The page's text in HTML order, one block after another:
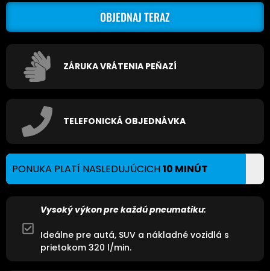
OBJEDNAJ TERAZ
ZÁRUKA VRÁTENIA PEŇAZÍ
TELEFONICKÁ OBJEDNÁVKA
PONUKA PLATÍ NASLEDUJÚCICH10 MINÚT
Vysoký výkon pre každú pneumatiku:
Ideálne pre autá, SUV a nákladné vozidlá s
prietokom 320 l/min.